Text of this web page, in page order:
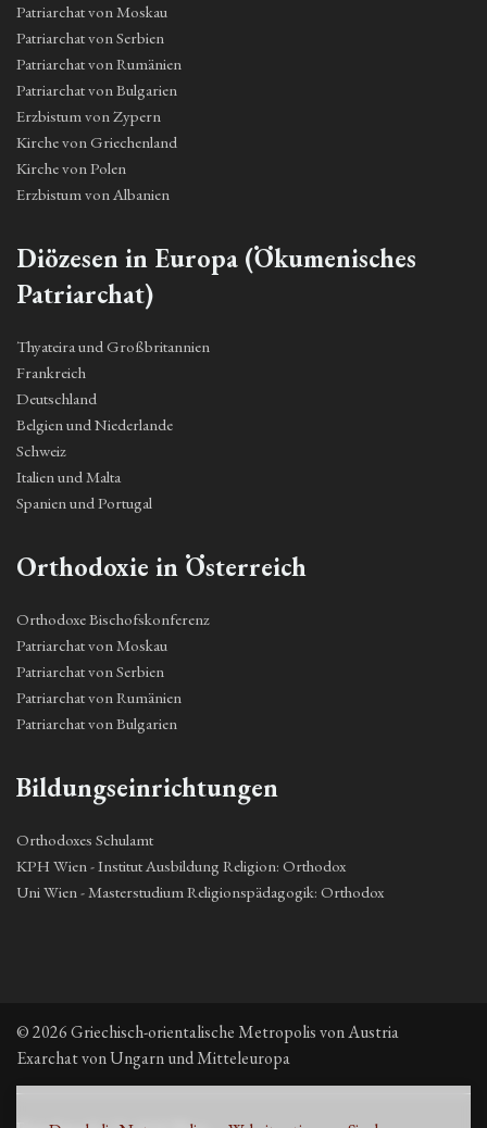
Patriarchat von Moskau
Patriarchat von Serbien
Patriarchat von Rumänien
Patriarchat von Bulgarien
Erzbistum von Zypern
Kirche von Griechenland
Kirche von Polen
Erzbistum von Albanien
Diözesen in Europa (Ökumenisches
Patriarchat)
Thyateira und Großbritannien
Frankreich
Deutschland
Belgien und Niederlande
Schweiz
Italien und Malta
Spanien und Portugal
Orthodoxie in Österreich
Orthodoxe Bischofskonferenz
Patriarchat von Moskau
Patriarchat von Serbien
Patriarchat von Rumänien
Patriarchat von Bulgarien
Bildungseinrichtungen
Orthodoxes Schulamt
KPH Wien - Institut Ausbildung Religion: Orthodox
Uni Wien - Masterstudium Religionspädagogik: Orthodox
© 2026 Griechisch-orientalische Metropolis von Austria
Exarchat von Ungarn und Mitteleuropa